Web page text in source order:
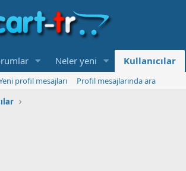
Neler yeni Kullanıcılar
profil mesajları
Profil mesajlarında ara